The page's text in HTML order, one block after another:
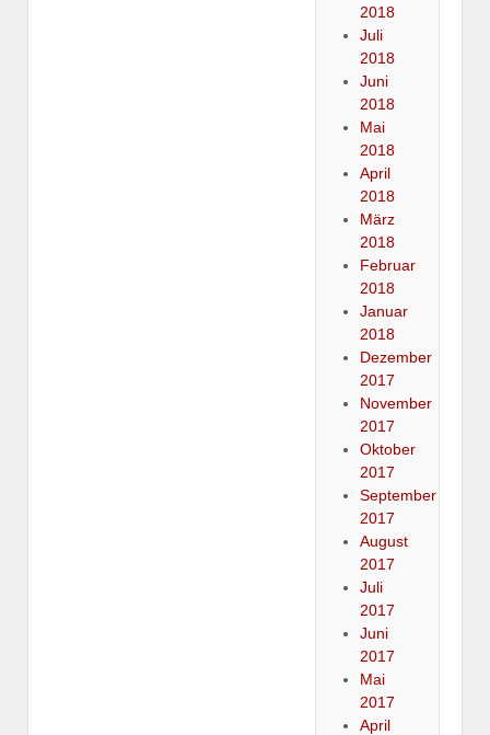
2018
Juli
2018
Juni
2018
Mai
2018
April
2018
März
2018
Februar
2018
Januar
2018
Dezember
2017
November
2017
Oktober
2017
September
2017
August
2017
Juli
2017
Juni
2017
Mai
2017
April